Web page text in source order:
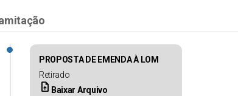
PROPOSTA DE EMENDA À LOM
Retirado
upload_file Baixar Arquivo